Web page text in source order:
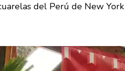
del Perú de New York